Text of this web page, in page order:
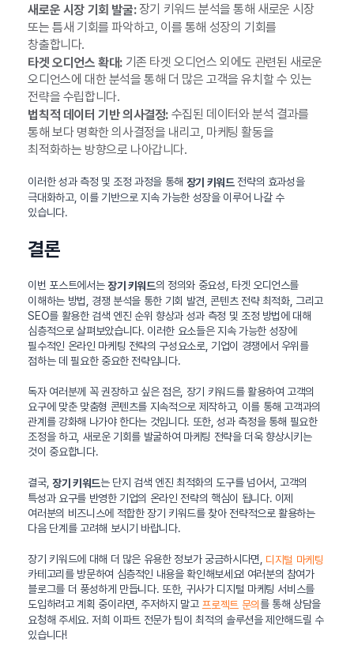
새로운 시장 기회 발굴:장기 키워드 분석을 통해 새로운 시장
또는 틈새 기회를 파악하고, 이를 통해 성장의 기회를
창출합니다.
타겟 오디언스 확대:기존 타겟 오디언스 외에도 관련된 새로운
오디언스에 대한 분석을 통해 더 많은 고객을 유치할 수 있는
전략을 수립합니다.
법칙적 데이터 기반 의사결정:수집된 데이터와 분석 결과를
통해 보다 명확한 의사결정을 내리고, 마케팅 활동을
최적화하는 방향으로 나아갑니다.
이러한 성과 측정 및 조정 과정을 통해 장기 키워드전략의 효과성을
극대화하고, 이를 기반으로 지속 가능한 성장을 이루어 나갈 수
있습니다.
결론
이번 포스트에서는장기 키워드의 정의와 중요성, 타겟 오디언스를
이해하는 방법, 경쟁 분석을 통한 기회 발견, 콘텐츠 전략 최적화, 그리고
SEO를 활용한 검색 엔진 순위 향상과 성과 측정 및 조정 방법에 대해
심층적으로 살펴보았습니다. 이러한 요소들은 지속 가능한 성장에
필수적인 온라인 마케팅 전략의 구성요소로, 기업이 경쟁에서 우위를
점하는 데 필요한 중요한 전략입니다.
독자 여러분께 꼭 권장하고 싶은 점은, 장기 키워드를 활용하여 고객의
요구에 맞춘 맞춤형 콘텐츠를 지속적으로 제작하고, 이를 통해 고객과의
관계를 강화해 나가야 한다는 것입니다. 또한, 성과 측정을 통해 필요한
조정을 하고, 새로운 기회를 발굴하여 마케팅 전략을 더욱 향상시키는
것이 중요합니다.
결국, 장기 키워드는 단지 검색 엔진 최적화의 도구를 넘어서, 고객의
특성과 요구를 반영한 기업의 온라인 전략의 핵심이 됩니다. 이제
여러분의 비즈니스에 적합한 장기 키워드를 찾아 전략적으로 활용하는
다음 단계를 고려해 보시기 바랍니다.
장기 키워드에 대해 더 많은 유용한 정보가 궁금하시다면, 디지털 마케팅
카테고리를 방문하여 심층적인 내용을 확인해보세요! 여러분의 참여가
블로그를 더 풍성하게 만듭니다. 또한, 귀사가 디지털 마케팅 서비스를
도입하려고 계획 중이라면, 주저하지 말고 프로젝트 문의 를 통해 상담을
요청해 주세요. 저희 이파트 전문가 팀이 최적의 솔루션을 제안해드릴 수
있습니다!